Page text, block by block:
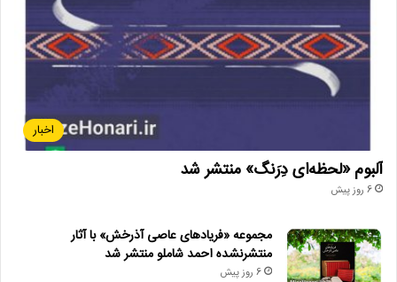
اخبار
آلبوم «لحظه‌ای دِرَنگ» منتشر شد
6 روز پیش
مجموعه «فریادهای عاصی آذرخش» با آثار
منتشرنشده احمد شاملو منتشر شد
6 روز پیش